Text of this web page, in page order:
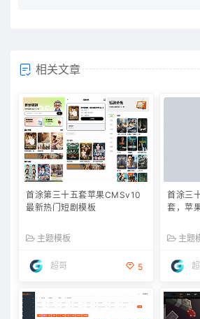
相关文章
首涂第三十五套苹果CMSv10
最新热门短剧模板
主题模板
超哥 5
首涂三
套，苹
主题